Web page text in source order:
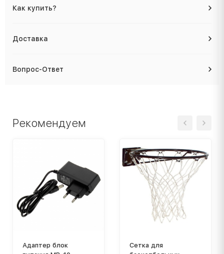
Как купить?
Доставка
Вопрос-Ответ
Рекомендуем
Адаптер блок
Сетка для